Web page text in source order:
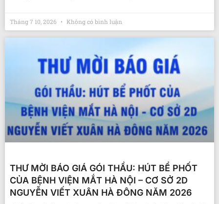
Tháng 7 10, 2026 Không có bình luận
THƯ MỜI BÁO GIÁ GÓI THẦU: HÚT BỂ PHỐT
CỦA BỆNH VIỆN MẮT HÀ NỘI – CƠ SỞ 2D
NGUYỄN VIẾT XUÂN HÀ ĐÔNG NĂM 2026